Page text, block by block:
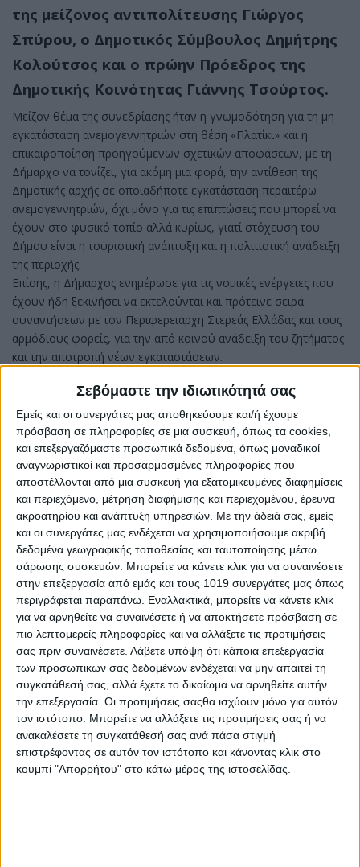
Σεβόμαστε την ιδιωτικότητά σας
Εμείς και οι συνεργάτες μας αποθηκεύουμε και/ή έχουμε
πρόσβαση σε πληροφορίες σε μια συσκευή, όπως τα cookies,
και επεξεργαζόμαστε προσωπικά δεδομένα, όπως μοναδικοί
αναγνωριστικοί και προσαρμοσμένες πληροφορίες που
αποστέλλονται από μια συσκευή για εξατομικευμένες διαφημίσεις
και περιεχόμενο, μέτρηση διαφήμισης και περιεχομένου, έρευνα
ακροατηρίου και ανάπτυξη υπηρεσιών. Με την άδειά σας, εμείς
και οι συνεργάτες μας ενδέχεται να χρησιμοποιήσουμε ακριβή
δεδομένα γεωγραφικής τοποθεσίας και ταυτοποίησης μέσω
σάρωσης συσκευών. Μπορείτε να κάνετε κλικ για να συναινέσετε
στην επεξεργασία από εμάς και τους 1019 συνεργάτες μας όπως
περιγράφεται παραπάνω. Εναλλακτικά, μπορείτε να κάνετε κλικ
για να αρνηθείτε να συναινέσετε ή να αποκτήσετε πρόσβαση σε
πιο λεπτομερείς πληροφορίες και να αλλάξετε τις προτιμήσεις
σας πριν συναινέσετε. Λάβετε υπόψη ότι κάποια επεξεργασία
των προσωπικών σας δεδομένων ενδέχεται να μην απαιτεί τη
συγκατάθεσή σας, αλλά έχετε το δικαίωμα να αρνηθείτε αυτήν
την επεξεργασία. Οι προτιμήσεις σαςθα ισχύουν μόνο για αυτόν
τον ιστότοπο. Μπορείτε να αλλάξετε τις προτιμήσεις σας ή να
ανακαλέσετε τη συγκατάθεσή σας ανά πάσα στιγμή
επιστρέφοντας σε αυτόν τον ιστότοπο και κάνοντας κλικ στο
κουμπί "Απορρήτου" στο κάτω μέρος της ιστοσελίδας.
της μείζονος αντιπολίτευσης Γιώργος
Σπύρου, ο Δημοτικός Σύμβουλος Δημήτρης
Κολούτσος και ο πρώην Πρόεδρος της
Δημοτικής Κοινότητας Γιάννης Τσούρτος.
Μείζον θέμα της συνεδρίασης ήταν η γνωμοδότηση για τη μη
εγκατάσταση ανεμογεννητριών στη θέση «Πλατίκι» και η
επικαιροποίηση προηγούμενων σχετικών αποφάσεων, με τη
Δήμαρχο να τονίζει, για ακόμη μια φορά, την αντίθεση της
Δημοτικής αρχής σε οποιαδήποτε εγκατάσταση περαιτέρω
ανεμογεννητριών, όχι μόνο για τις επιπτώσεις που μπορεί να
έχουν στο φυσικό τοπίο αλλά κυρίως, γιατί στόχευση του
Δήμου είναι η τουριστική ανάπτυξη και η πολιτιστική ανάδειξη
της περιοχής.
Επίσης, η Δήμαρχος ενημέρωσε για τις νομικές ενέργειες που
έχουν ήδη ξεκινήσει να εκτελούνται και πρότεινε σειρά
συναντήσεων με τον Περιφερειάρχη Στερεάς Ελλάδας και τους
αρμόδιους φορείς, για την από κοινού ανάδειξη του ζητήματος
και την αποτροπή νέων εγκαταστάσεων.
Σπύρου και όλων των παρευρισκόμενων, με την απόφαση να
επισημαίνει κάθετα και ξεκάθαρα την αντίθεση της τοπικής
κοινωνίας.
Share
Share Post Email Print